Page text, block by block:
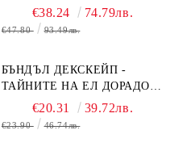
БЯГСТВО ОТ АЛКАТРАЗ +
ТАЙНИТЕ НА ЕЛ ДОРАДО +
€38.24 74.79лв.
€47.80 93.49лв.
БЪНДЪЛ ДЕКСКЕЙП -
ТАЙНИТЕ НА ЕЛ ДОРАДО +
ОЧИТЕ НА ДРАКОНА
€20.31 39.72лв.
€23.90 46.74лв.